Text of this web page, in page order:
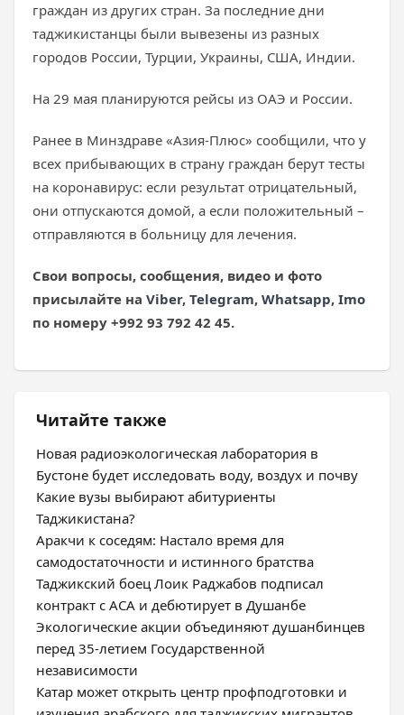
граждан из других стран. За последние дни
таджикистанцы были вывезены из разных
городов России, Турции, Украины, США, Индии.
На 29 мая планируются рейсы из ОАЭ и России.
Ранее в Минздраве «Азия-Плюс» сообщили, что у
всех прибывающих в страну граждан берут тесты
на коронавирус: если результат отрицательный,
они отпускаются домой, а если положительный –
отправляются в больницу для лечения.
Свои вопросы, сообщения, видео и фото
присылайте на Viber, Telegram, Whatsapp, Imo
по номеру +992 93 792 42 45.
Читайте также
Новая радиоэкологическая лаборатория в
Бустоне будет исследовать воду, воздух и почву
Какие вузы выбирают абитуриенты
Таджикистана?
Аракчи к соседям: Настало время для
самодостаточности и истинного братства
Таджикский боец Лоик Раджабов подписал
контракт с ACA и дебютирует в Душанбе
Экологические акции объединяют душанбинцев
перед 35-летием Государственной
независимости
Катар может открыть центр профподготовки и